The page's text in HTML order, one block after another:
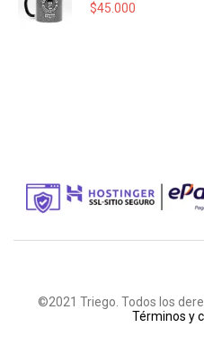
$45.000
©2021 Triego. Todos los
Términos y